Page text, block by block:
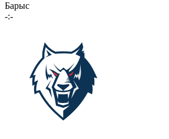
Барыс
-:-